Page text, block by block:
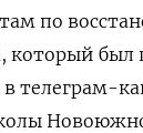
по
который
телеграм-